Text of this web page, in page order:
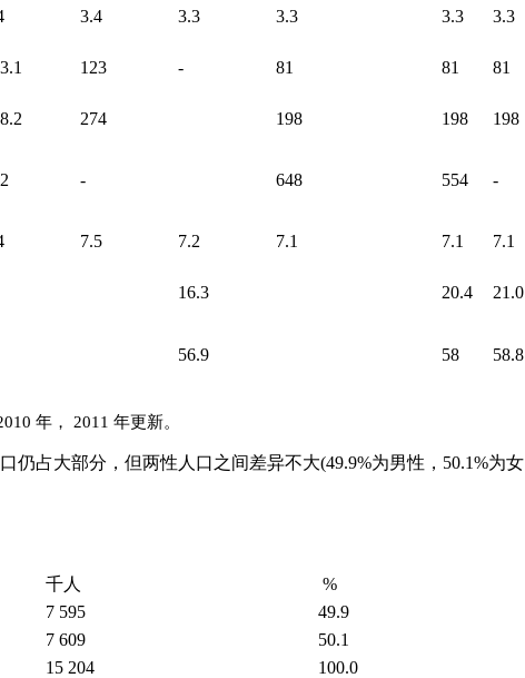
3.4 3.3 3.3 3.3 3.3
123 - 81 81 81
274 198 198 198
- 648 554 -
7.5 7.2 7.1 7.1 7.1
16.3 20.4 21.0
56.9 58 58.8
年， 2011 年更新。
仍占大部分，但两性人口之间差异不大(49.9%为男性，50.1%为女
千人
%
7 595
49.9
7 609
50.1
15 204 100.0